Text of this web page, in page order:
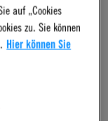
auf „Cookies
zu. Sie können
Hier können Sie